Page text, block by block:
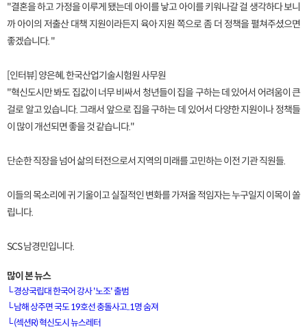
"결혼을 하고 가정을 이루게 됐는데 아이를 낳고 아이를 키워나갈 걸 생각하다 보니
까 아이의 저출산 대책 지원이라든지 육아 지원 쪽으로 좀 더 정책을 펼쳐주셨으면
좋겠습니다. "
[인터뷰] 양은혜, 한국산업기술시험원 사무원
"혁신도시만 봐도 집값이 너무 비싸서 청년들이 집을 구하는 데 있어서 어려움이 큰
걸로 알고 있습니다. 그래서 앞으로 집을 구하는 데 있어서 다양한 지원이나 정책들
이 많이 개선되면 좋을 것 같습니다."
단순한 직장을 넘어 삶의 터전으로서 지역의 미래를 고민하는 이전 기관 직원들.
이들의 목소리에 귀 기울이고 실질적인 변화를 가져올 적임자는 누구일지 이목이 쏠
립니다.
SCS 남경민입니다.
많이 본 뉴스
└경상국립대 한국어 강사 '노조' 출범
└남해 상주면 국도 19호선 충돌사고..1명 숨져
└(섹션R) 혁신도시 뉴스레터